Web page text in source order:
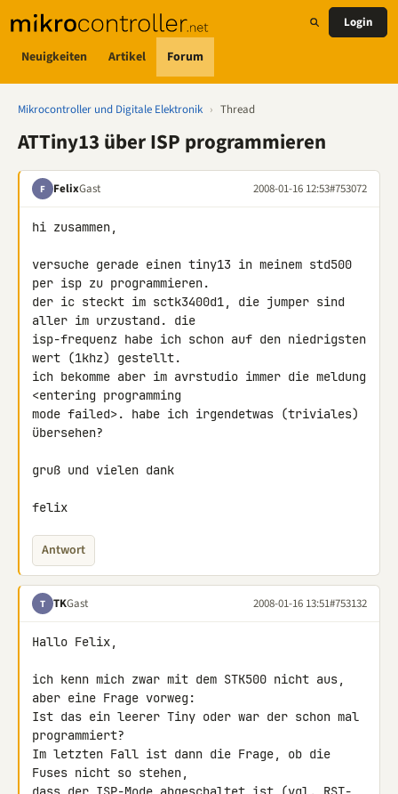
Neuigkeiten Artikel Forum
Login
Mikrocontroller und Digitale Elektronik › Thread
ATTiny13 über ISP programmieren
F FelixGast 2008-01-16 12:53#753072
hi zusammen,
versuche gerade einen tiny13 in meinem std500
per isp zu programmieren.
der ic steckt im sctk3400d1, die jumper sind
aller im urzustand. die
isp-frequenz habe ich schon auf den niedrigsten
wert (1khz) gestellt.
ich bekomme aber im avrstudio immer die meldung
<entering programming
mode failed>. habe ich irgendetwas (triviales)
übersehen?
gruß und vielen dank
felix
Antwort
T TKGast 2008-01-16 13:51#753132
Hallo Felix,
ich kenn mich zwar mit dem STK500 nicht aus,
aber eine Frage vorweg:
Ist das ein leerer Tiny oder war der schon mal
programmiert?
Im letzten Fall ist dann die Frage, ob die
Fuses nicht so stehen,